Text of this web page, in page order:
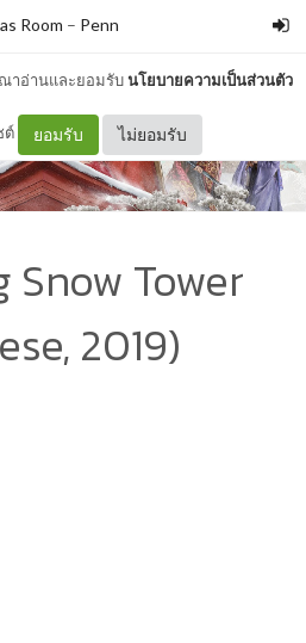
ณาอ่านและยอมรับนโยบายความเป็นส่วนตัว
ต์ ยอมรับ ไม่ยอมรับ
Room – Penn
Tower
2019)